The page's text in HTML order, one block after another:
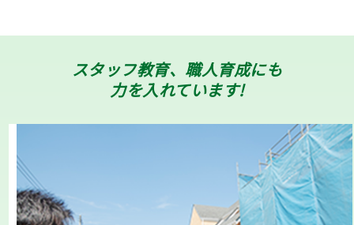
スタッフ教育、職人育成にも
力を入れています!